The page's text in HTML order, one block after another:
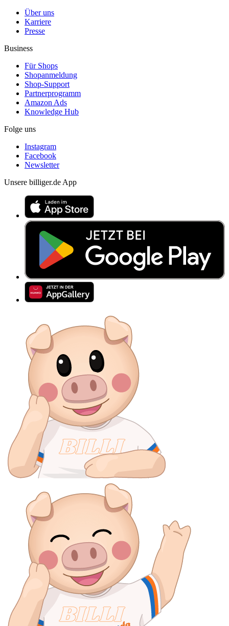
Über uns
Karriere
Presse
Business
Für Shops
Shopanmeldung
Shop-Support
Partnerprogramm
Amazon Ads
Knowledge Hub
Folge uns
Instagram
Facebook
Newsletter
Unsere billiger.de App